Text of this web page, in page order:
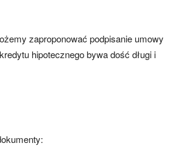
zaproponować podpisanie umowy
hipotecznego bywa dość długi i